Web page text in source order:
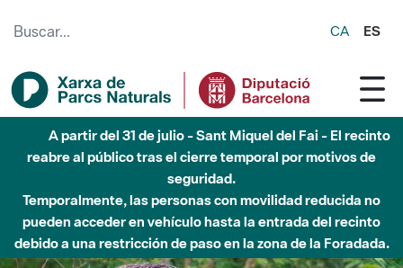
CA ES
A partir del 31 de julio - Sant Miquel del Fai - El recinto
reabre al público tras el cierre temporal por motivos de
seguridad.
Temporalmente, las personas con movilidad reducida no
pueden acceder en vehículo hasta la entrada del recinto
debido a una restricción de paso en la zona de la Foradada.